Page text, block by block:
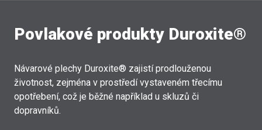
Povlakové produkty Duroxite®
Návarové plechy Duroxite® zajistí prodlouženou
životnost, zejména v prostředí vystaveném třecímu
opotřebení, což je běžné například u skluzů či
dopravníků.